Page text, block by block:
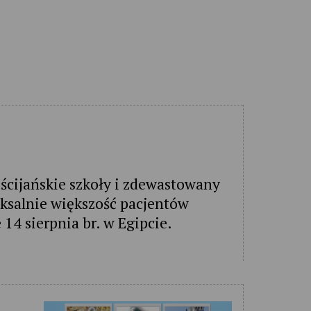
szkoły i zdewastowany
większość pacjentów
sierpnia br. w Egipcie.